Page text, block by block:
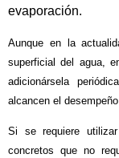
evaporación.
Aunque en la
superficial del agua,
adicionársela
alcancen el desempeño
Si se requiere
concretos que no